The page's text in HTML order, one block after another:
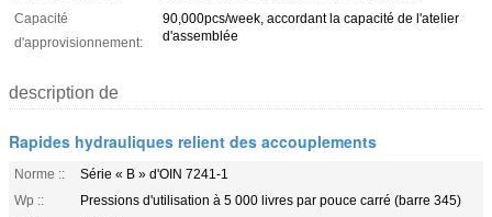
Capacité
d'approvisionnement:
90,000pcs/week, accordant la capacité de l'atelier
d'assemblée
description de
Rapides hydrauliques relient des accouplements
Norme ::
Série « B » d'OIN 7241-1
Wp ::
Pressions d'utilisation à 5 000 livres par pouce carré (barre 345)